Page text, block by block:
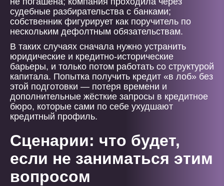
судебные разбирательства с банками;
собственник фигурирует как поручитель по
нескольким дефолтным обязательствам.
В таких случаях сначала нужно устранить
юридические и кредитно-исторические
барьеры, и только потом работать со структурой
капитала. Попытка получить кредит «в лоб» без
этой подготовки — потеря времени и
дополнительные жёсткие запросы в кредитное
бюро, которые сами по себе ухудшают
кредитный профиль.
Сценарии: что будет,
если не заниматься этим
вопросом